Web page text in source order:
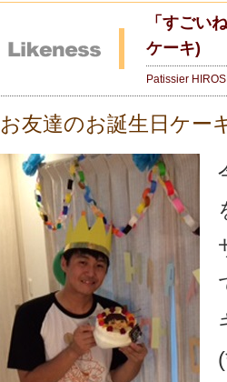
「すごい
ケーキ)
Patissier
お友達のお誕生日ケー